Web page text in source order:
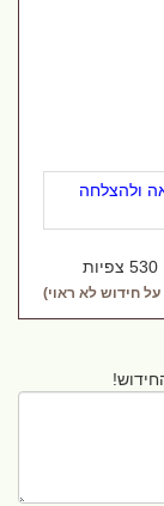
ולהצלחה
צפיות
חידוש לא ראוי)